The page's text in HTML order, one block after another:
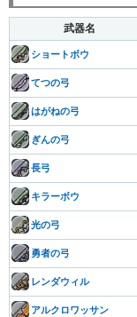
武器名
ショートボウ
てつの弓
はがねの弓
ぎんの弓
長弓
キラーボウ
光の弓
勇者の弓
レンダウィル
アルクロワッサン